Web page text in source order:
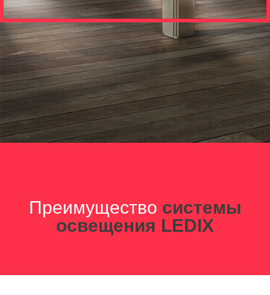
Преимущество системы
освещения LEDIX